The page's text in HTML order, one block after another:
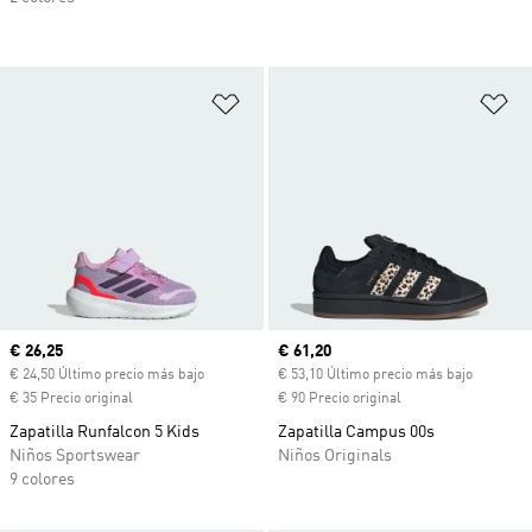
Precio actual
€ 26,25
€ 24,50 Último precio más bajo
€ 35 Precio original
Zapatilla Runfalcon 5 Kids
Niños Sportswear
9 colores
Precio actual
€ 61,20
€ 53,10 Último precio más bajo
€ 90 Precio original
Zapatilla Campus 00s
Niños Originals